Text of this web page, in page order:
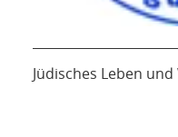
Jüdisches Leben